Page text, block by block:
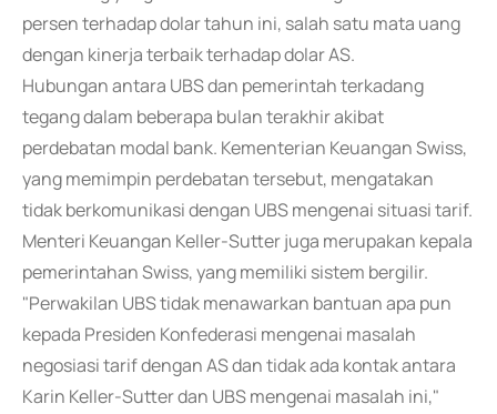
persen terhadap dolar tahun ini, salah satu mata uang
dengan kinerja terbaik terhadap dolar AS.
Hubungan antara UBS dan pemerintah terkadang
tegang dalam beberapa bulan terakhir akibat
perdebatan modal bank. Kementerian Keuangan Swiss,
yang memimpin perdebatan tersebut, mengatakan
tidak berkomunikasi dengan UBS mengenai situasi tarif.
Menteri Keuangan Keller-Sutter juga merupakan kepala
pemerintahan Swiss, yang memiliki sistem bergilir.
"Perwakilan UBS tidak menawarkan bantuan apa pun
kepada Presiden Konfederasi mengenai masalah
negosiasi tarif dengan AS dan tidak ada kontak antara
Karin Keller-Sutter dan UBS mengenai masalah ini,"